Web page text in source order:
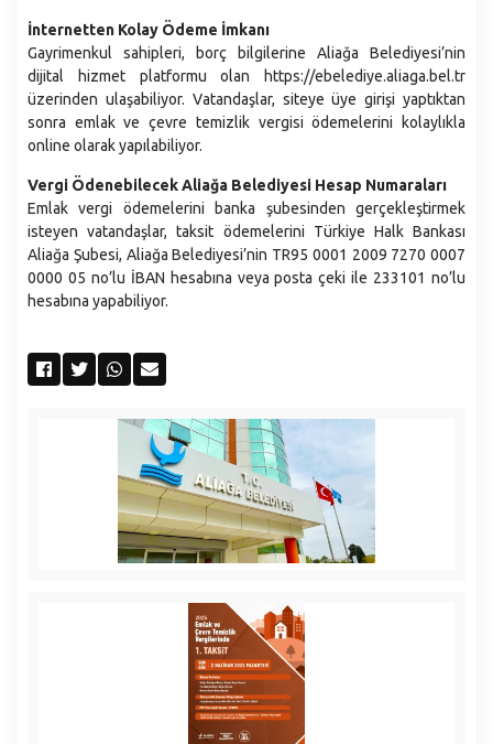
Fen İşleri Müdürlüğü
Gelirler Müdürlüğü
Hukuk İşleri Müdürlüğü
İklim Değişikliği ve Sıfır Atık Müdürlüğü
İnsan Kaynakları ve Eğitim Müdürlüğü
İşletme ve İştirakler Müdürlüğü
Kültür Sanat ve Sosyal İşler Müdürlüğü
Makine İkmal Bakım ve Onarım Müdürlüğü
Muhtarlık İşleri Müdürlüğü
Park ve Вahçeler Müdürlüğü
Plan ve Proje Müdürlüğü
Sağlık İşleri Müdürlüğü
Temizlik İşleri Müdürlüğü
Veteriner İşleri Müdürlüğü
İnternetten Kolay Ödeme İmkanı
Gayrimenkul sahipleri, borç bilgilerine Aliağa Belediyesi’nin
dijital hizmet platformu olan https://ebelediye.aliaga.bel.tr
üzerinden ulaşabiliyor. Vatandaşlar, siteye üye girişi yaptıktan
sonra emlak ve çevre temizlik vergisi ödemelerini kolaylıkla
online olarak yapılabiliyor.
Vergi Ödenebilecek Aliağa Belediyesi Hesap Numaraları
Emlak vergi ödemelerini banka şubesinden gerçekleştirmek
isteyen vatandaşlar, taksit ödemelerini Türkiye Halk Bankası
Aliağa Şubesi, Aliağa Belediyesi’nin TR95 0001 2009 7270 0007
0000 05 no’lu İBAN hesabına veya posta çeki ile 233101 no’lu
hesabına yapabiliyor.